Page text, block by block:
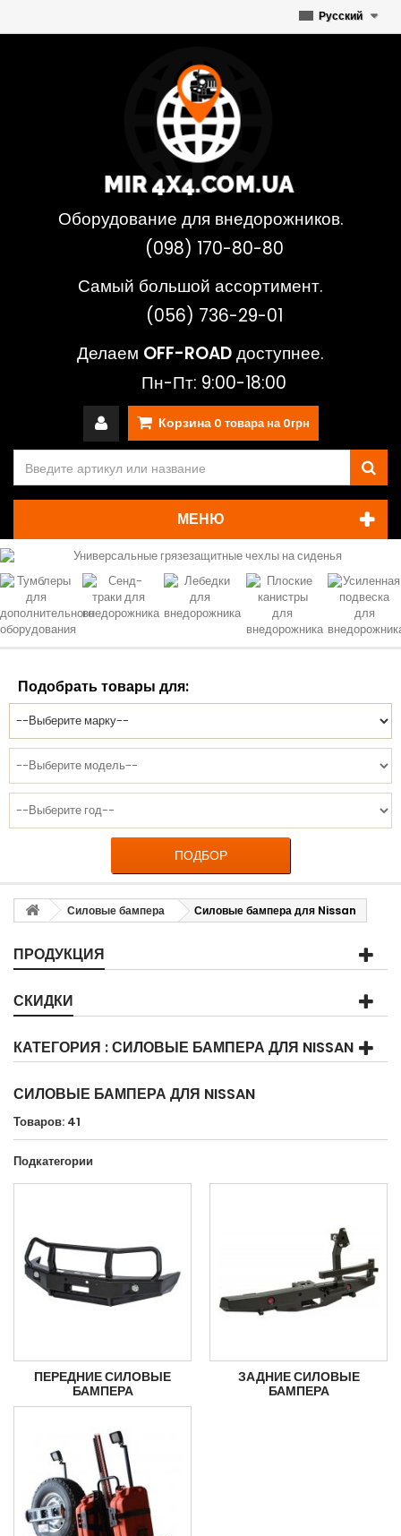
Русский
Оборудование для внедорожников.
(098) 170-80-80
Самый большой ассортимент.
(056) 736-29-01
Делаем OFF-ROADдоступнее.
Пн-Пт: 9:00-18:00
Корзина 0 товара на 0грн
МЕНЮ
Подобрать товары для:
ПОДБОР
Силовые бампера Силовые бампера для Nissan
ПРОДУКЦИЯ
СКИДКИ
КАТЕГОРИЯ : СИЛОВЫЕ БАМПЕРА ДЛЯ NISSAN
СИЛОВЫЕ БАМПЕРА ДЛЯ NISSAN
Товаров: 41
Подкатегории
ПЕРЕДНИЕ СИЛОВЫЕ
БАМПЕРА
ЗАДНИЕ СИЛОВЫЕ
БАМПЕРА